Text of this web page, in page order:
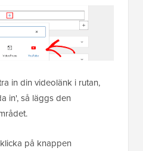
in din videolänk i rutan,
in', så läggs den
på knappen